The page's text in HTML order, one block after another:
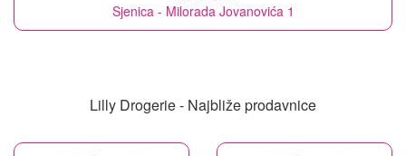
Sjenica - Milorada Jovanovića 1
Lilly Drogerie - Najbliže prodavnice